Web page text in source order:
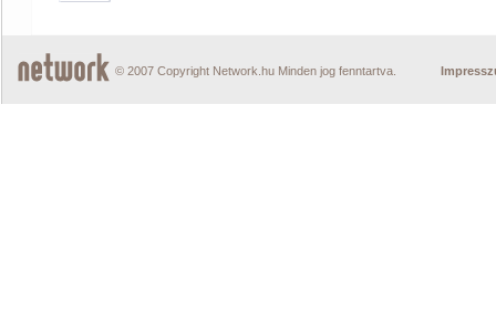
© 2007 Copyright Network.hu Minden jog fenntartva.